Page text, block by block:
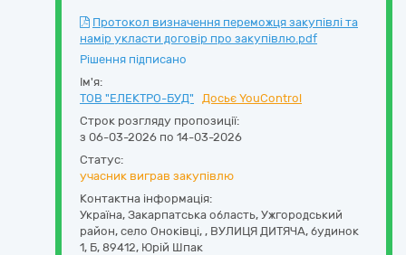
Протокол визначення переможця закупівлі та
намір укласти договір про закупівлю.pdf
Рішення підписано
Ім'я:
ТОВ "ЕЛЕКТРО-БУД"
Досьє YouControl
Строк розгляду пропозиції:
з 06-03-2026 по 14-03-2026
Статус:
учасник виграв закупівлю
Контактна інформація:
Україна, Закарпатська область, Ужгородський
район, село Оноківці, , ВУЛИЦЯ ДИТЯЧА, будинок
1, Б, 89412, Юрій Шпак